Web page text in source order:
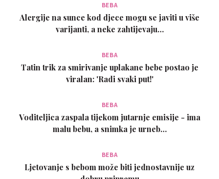
BEBA
Alergije na sunce kod djece mogu se javiti u više
varijanti, a neke zahtijevaju…
BEBA
Tatin trik za smirivanje uplakane bebe postao je
viralan: 'Radi svaki put!'
BEBA
Voditeljica zaspala tijekom jutarnje emisije - ima
malu bebu, a snimka je urneb…
BEBA
Ljetovanje s bebom može biti jednostavnije uz